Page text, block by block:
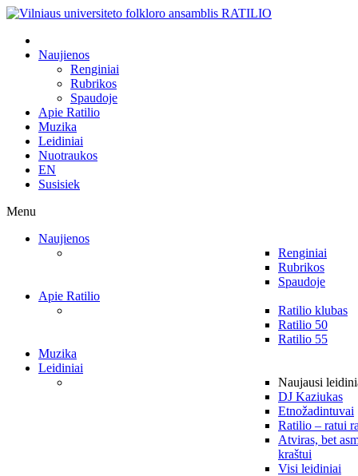
Naujienos
Renginiai
Rubrikos
Spaudoje
Apie Ratilio
Muzika
Leidiniai
Nuotraukos
EN
Susisiek
Menu
Naujienos
Renginiai
Rubrikos
Spaudoje
Apie Ratilio
Ratilio klubas
Ratilio 50
Ratilio 55
Muzika
Leidiniai
Naujausi
DJ Kaziukas
Etnožadintuvai
Ratilio – ratui
Atviras, bet
kraštui
Visi leidiniai